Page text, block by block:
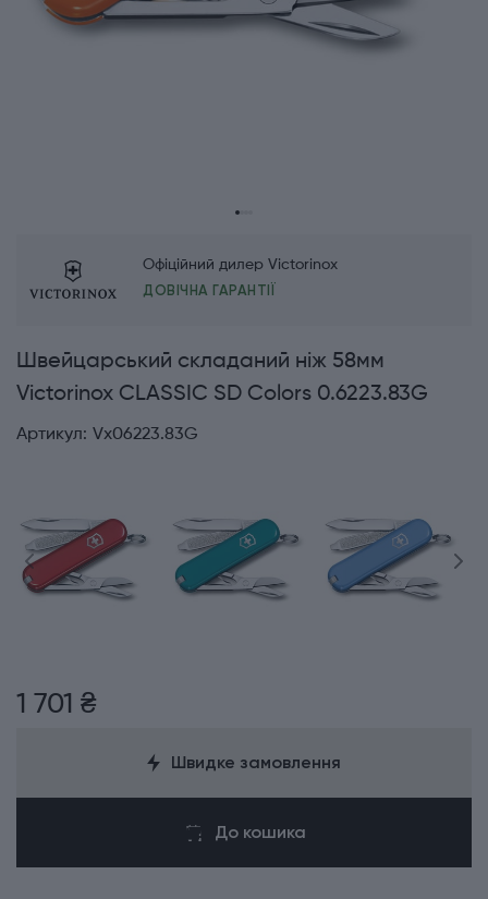
Офіційний дилер Victorinox
ДОВІЧНА ГАРАНТІЇ
Швейцарський складаний ніж 58мм
Victorinox CLASSIC SD Colors 0.6223.83G
Артикул: Vx06223.83G
1 701 ₴
Швидке замовлення
До кошика